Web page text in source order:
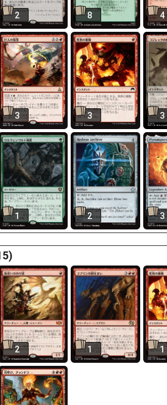
2 8 4
3 3 3
1 2 3
2 1 1